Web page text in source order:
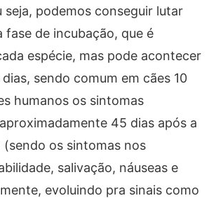
seja, podemos conseguir lutar
fase de incubação, que é
espécie, mas pode acontecer
sendo comum em cães 10
humanos os sintomas
45 dias após a
os sintomas nos
salivação, náuseas e
evoluindo pra sinais como